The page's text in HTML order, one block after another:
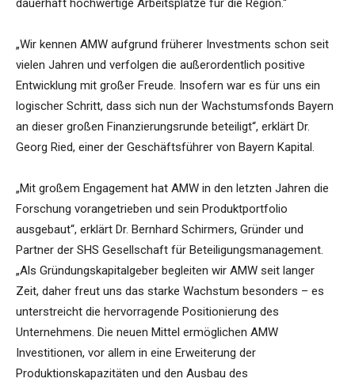
dauerhaft hochwertige Arbeitsplätze für die Region.“
„Wir kennen AMW aufgrund früherer Investments schon seit
vielen Jahren und verfolgen die außerordentlich positive
Entwicklung mit großer Freude. Insofern war es für uns ein
logischer Schritt, dass sich nun der Wachstumsfonds Bayern
an dieser großen Finanzierungsrunde beteiligt“, erklärt Dr.
Georg Ried, einer der Geschäftsführer von Bayern Kapital.
„Mit großem Engagement hat AMW in den letzten Jahren die
Forschung vorangetrieben und sein Produktportfolio
ausgebaut“, erklärt Dr. Bernhard Schirmers, Gründer und
Partner der SHS Gesellschaft für Beteiligungsmanagement.
„Als Gründungskapitalgeber begleiten wir AMW seit langer
Zeit, daher freut uns das starke Wachstum besonders – es
unterstreicht die hervorragende Positionierung des
Unternehmens. Die neuen Mittel ermöglichen AMW
Investitionen, vor allem in eine Erweiterung der
Produktionskapazitäten und den Ausbau des